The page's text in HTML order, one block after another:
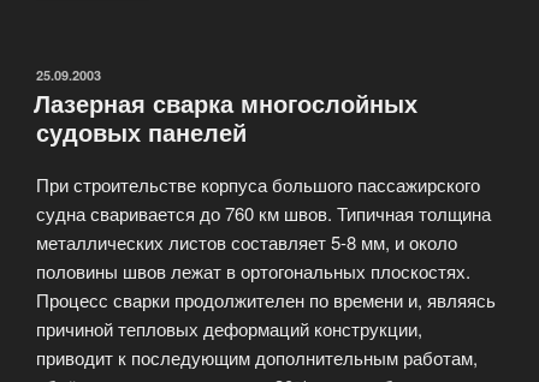
ОПУБЛИКОВАНО
25.09.2003
Лазерная сварка многослойных
судовых панелей
При строительстве корпуса большого пассажирского
судна сваривается до 760 км швов. Типичная толщина
металлических листов составляет 5-8 мм, и около
половины швов лежат в ортогональных плоскостях.
Процесс сварки продолжителен по времени и, являясь
причиной тепловых деформаций конструкции,
приводит к последующим дополнительным работам,